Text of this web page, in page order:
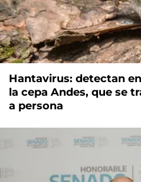
Hantavirus: detectan
la cepa Andes, que se
a persona